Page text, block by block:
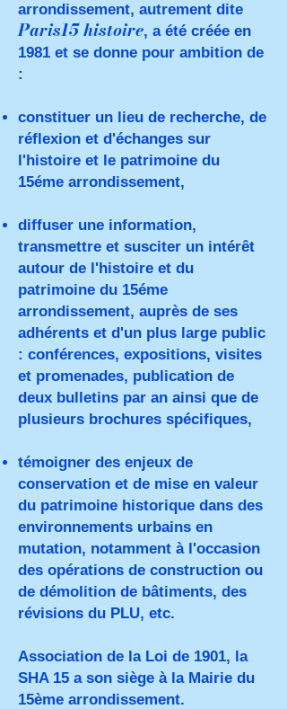
arrondissement, autrement dite
Paris15 histoire, a été créée en
1981 et se donne pour ambition de
:
constituer un lieu de recherche, de
réflexion et d'échanges sur
l'histoire et le patrimoine du
15éme arrondissement,
diffuser une information,
transmettre et susciter un intérêt
autour de l'histoire et du
patrimoine du 15éme
arrondissement, auprès de ses
adhérents et d'un plus large public
: conférences, expositions, visites
et promenades, publication de
deux bulletins par an ainsi que de
plusieurs brochures spécifiques,
témoigner des enjeux de
conservation et de mise en valeur
du patrimoine historique dans des
environnements urbains en
mutation, notamment à l'occasion
des opérations de construction ou
de démolition de bâtiments, des
révisions du PLU, etc.
Association de la Loi de 1901, la
SHA 15 a son siège à la Mairie du
15ème arrondissement.